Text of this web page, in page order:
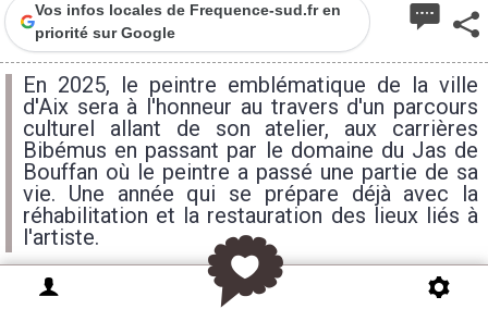
Vos infos locales de Frequence-sud.fr en
priorité sur Google
En 2025, le peintre emblématique de la ville
d'Aix sera à l'honneur au travers d'un parcours
culturel allant de son atelier, aux carrières
Bibémus en passant par le domaine du Jas de
Bouffan où le peintre a passé une partie de sa
vie. Une année qui se prépare déjà avec la
réhabilitation et la restauration des lieux liés à
l'artiste.